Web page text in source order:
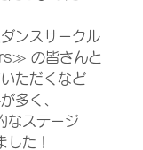
ンスサークル
の皆さんと
ただくなど
多く、
なステージ
した！